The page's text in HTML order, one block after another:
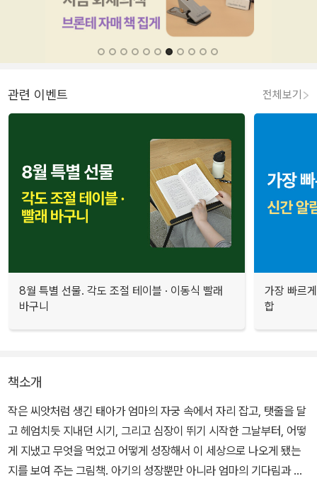
관련 이벤트 전체보기
8월 특별 선물. 각도 조절 테이블 · 이동식 빨래
바구니
가장 빠르
합
책소개
작은 씨앗처럼 생긴 태아가 엄마의 자궁 속에서 자리 잡고, 탯줄을 달
고 헤엄치듯 지내던 시기, 그리고 심장이 뛰기 시작한 그날부터, 어떻
게 지냈고 무엇을 먹었고 어떻게 성장해서 이 세상으로 나오게 됐는
지를 보여 주는 그림책. 아기의 성장뿐만 아니라 엄마의 기다림과 사